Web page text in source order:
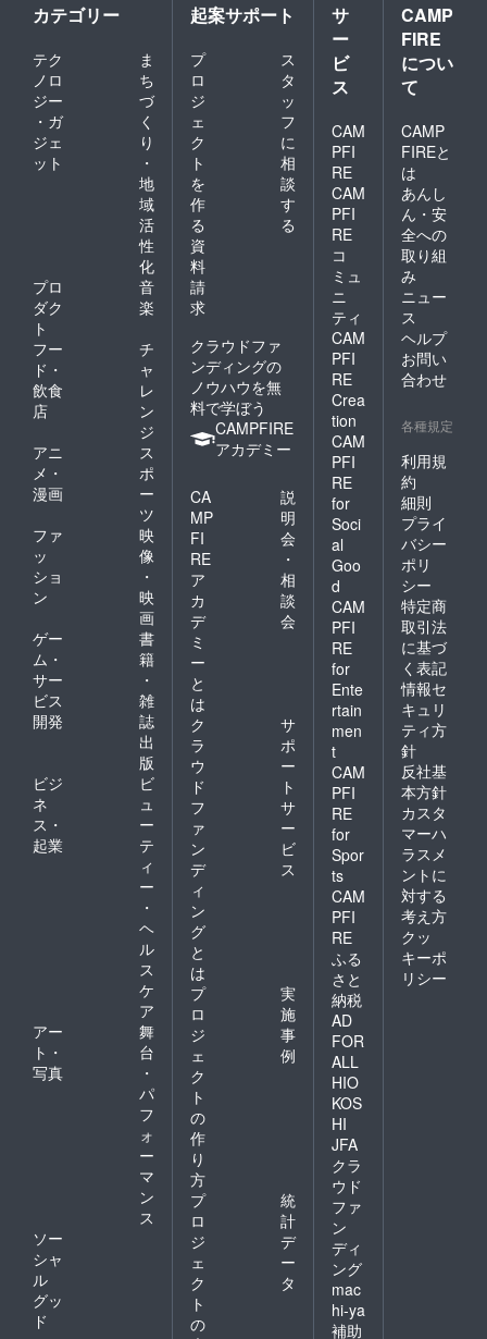
カテゴリー
テク
ノロ
ジー
・ガ
ジェ
ット
ま
ち
づ
く
り
・
地
域
活
性
化
プロ
ダク
ト
音
楽
フー
ド・
飲食
店
チ
ャ
レ
ン
ジ
アニ
メ・
漫画
ス
ポ
ー
ツ
ファ
ッ
ショ
ン
映
像
・
映
画
ゲー
ム・
サー
ビス
開発
書
籍
・
雑
誌
出
版
ビジ
ネ
ス・
起業
ビ
ュ
ー
テ
ィ
ー
・
ヘ
ル
ス
ケ
ア
アー
ト・
写真
舞
台
・
パ
フ
ォ
ー
マ
ン
ス
ソー
シャ
ル
グッ
ド
起案サポート
プ
ロ
ジ
ェ
ク
ト
を
作
る
ス
タ
ッ
フ
に
相
談
す
る
資
料
請
求
クラウドファ
ンディングの
ノウハウを無
料で学ぼう
CAMPFIRE
アカデミー
CA
MP
FI
RE
ア
カ
デ
ミ
ー
と
は
説
明
会
・
相
談
会
ク
ラ
ウ
ド
フ
ァ
ン
デ
ィ
ン
グ
と
は
サ
ポ
ー
ト
サ
ー
ビ
ス
プ
ロ
ジ
ェ
ク
ト
の
作
り
方
実
施
事
例
プ
ロ
ジ
ェ
ク
ト
の
統
計
デ
ー
タ
サ
ー
ビ
ス
CAM
PFI
RE
CAM
PFI
RE
コ
ミュ
ニ
ティ
CAM
PFI
RE
Crea
tion
CAM
PFI
RE
for
Soci
al
Goo
d
CAM
PFI
RE
for
Ente
rtain
men
t
CAM
PFI
RE
for
Spor
ts
CAM
PFI
RE
ふる
さと
納税
AD
FOR
ALL
HIO
KOS
HI
JFA
クラ
ウド
ファ
ン
ディ
ング
mac
hi-ya
補助
CAMP
FIRE
につい
て
CAMP
FIREと
は
あんし
ん・安
全への
取り組
み
ニュー
ス
ヘルプ
お問い
合わせ
各種規定
利用規
約
細則
プライ
バシー
ポリ
シー
特定商
取引法
に基づ
く表記
情報セ
キュリ
ティ方
針
反社基
本方針
カスタ
マーハ
ラスメ
ントに
対する
考え方
クッ
キーポ
リシー